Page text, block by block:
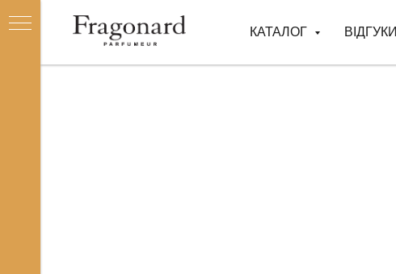
КАТАЛОГ ВІДГУКИ